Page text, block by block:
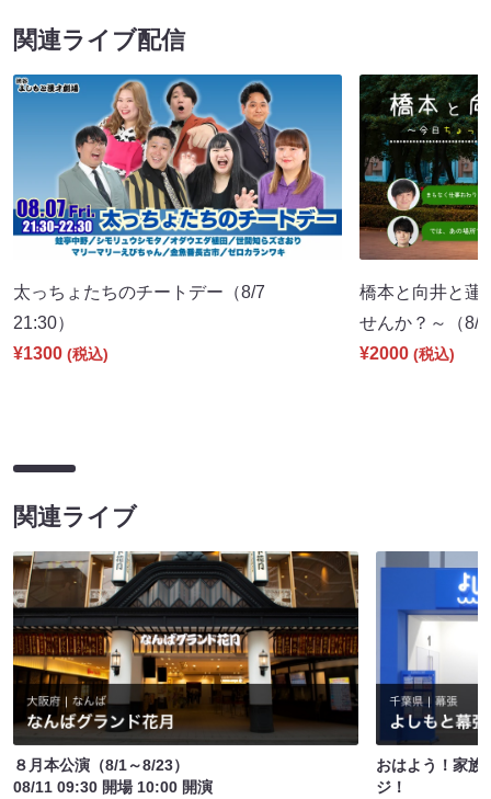
関連ライブ配信
太っちょたちのチートデー（8/7
21:30）
¥1300 (税込)
橋本と向井と蓮
せんか？～（
¥2000 (税込)
関連ライブ
８月本公演（8/1～8/23）
08/11 09:30 開場 10:00 開演
おはよう！家族
ジ！